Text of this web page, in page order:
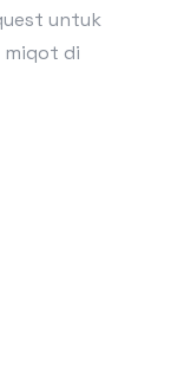
untuk
miqot di